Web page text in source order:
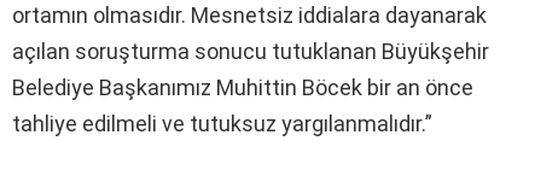
ortamın olmasıdır. Mesnetsiz iddialara dayanarak
açılan soruşturma sonucu tutuklanan Büyükşehir
Belediye Başkanımız Muhittin Böcek bir an önce
tahliye edilmeli ve tutuksuz yargılanmalıdır.”